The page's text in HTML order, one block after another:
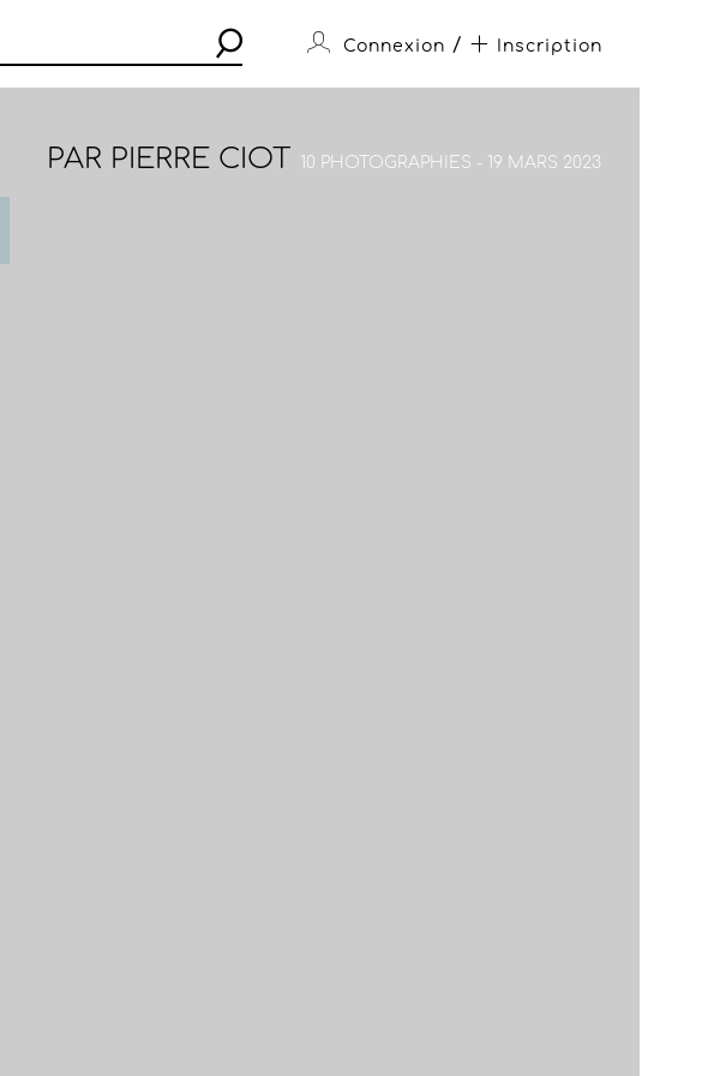
Connexion / Inscription
PAR PIERRE CIOT 10 PHOTOGRAPHIES - 19 MARS 2023